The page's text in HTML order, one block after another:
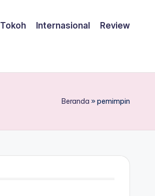
Tokoh Internasional Review
Beranda »pemimpin